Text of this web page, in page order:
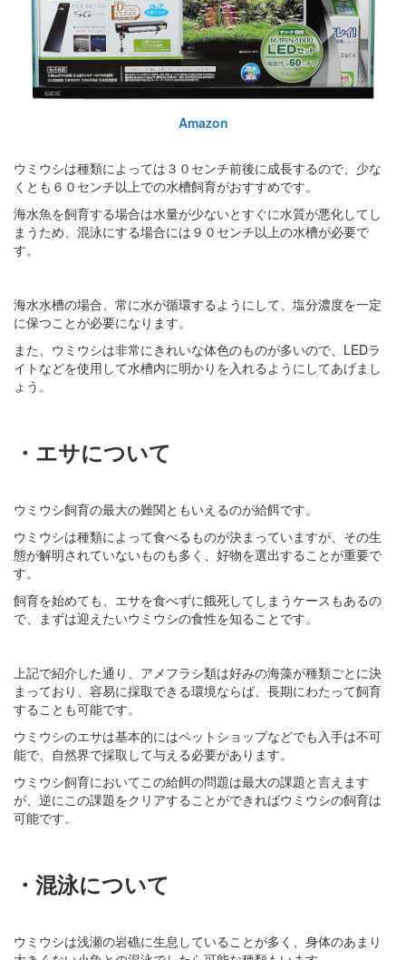
Amazon
ウミウシは種類によっては３０センチ前後に成長するので、少な
くとも６０センチ以上での水槽飼育がおすすめです。
海水魚を飼育する場合は水量が少ないとすぐに水質が悪化してし
まうため、混泳にする場合には９０センチ以上の水槽が必要で
す。
海水水槽の場合、常に水が循環するようにして、塩分濃度を一定
に保つことが必要になります。
また、ウミウシは非常にきれいな体色のものが多いので、LEDラ
イトなどを使用して水槽内に明かりを入れるようにしてあげまし
ょう。
・エサについて
ウミウシ飼育の最大の難関ともいえるのが給餌です。
ウミウシは種類によって食べるものが決まっていますが、その生
態が解明されていないものも多く、好物を選出することが重要で
す。
飼育を始めても、エサを食べずに餓死してしまうケースもあるの
で、まずは迎えたいウミウシの食性を知ることです。
上記で紹介した通り、アメフラシ類は好みの海藻が種類ごとに決
まっており、容易に採取できる環境ならば、長期にわたって飼育
することも可能です。
ウミウシのエサは基本的にはペットショップなどでも入手は不可
能で、自然界で採取して与える必要があります。
ウミウシ飼育においてこの給餌の問題は最大の課題と言えます
が、逆にこの課題をクリアすることができればウミウシの飼育は
可能です。
・混泳について
ウミウシは浅瀬の岩礁に生息していることが多く、身体のあまり